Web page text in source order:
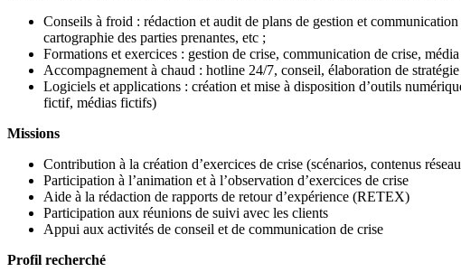
Conseils à froid : rédaction et audit de plans de gestion et
cartographie des parties prenantes, etc ;
Formations et exercices : gestion de crise, communication de crise,
Accompagnement à chaud : hotline 24/7, conseil, élaboration de
Logiciels et applications : création et mise à disposition d’outils
fictif, médias fictifs)
Missions
Contribution à la création d’exercices de crise (scénarios, contenus
Participation à l’animation et à l’observation d’exercices de crise
Aide à la rédaction de rapports de retour d’expérience (RETEX)
Participation aux réunions de suivi avec les clients
Appui aux activités de conseil et de communication de crise
Profil recherché